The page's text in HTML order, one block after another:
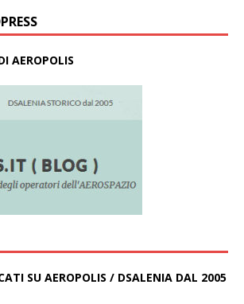
AEROPOLIS
SU AEROPOLIS / DSALENIA DAL 2005